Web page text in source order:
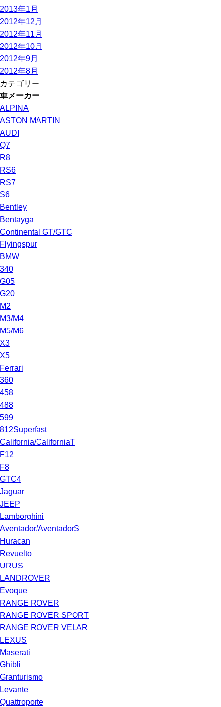
2013年1月
2012年12月
2012年11月
2012年10月
2012年9月
2012年8月
カテゴリー
車メーカー
ALPINA
ASTON MARTIN
AUDI
Q7
R8
RS6
RS7
S6
Bentley
Bentayga
Continental GT/GTC
Flyingspur
BMW
340
G05
G20
M2
M3/M4
M5/M6
X3
X5
Ferrari
360
458
488
599
812Superfast
California/CaliforniaT
F12
F8
GTC4
Jaguar
JEEP
Lamborghini
Aventador/AventadorS
Huracan
Revuelto
URUS
LANDROVER
Evoque
RANGE ROVER
RANGE ROVER SPORT
RANGE ROVER VELAR
LEXUS
Maserati
Ghibli
Granturismo
Levante
Quattroporte